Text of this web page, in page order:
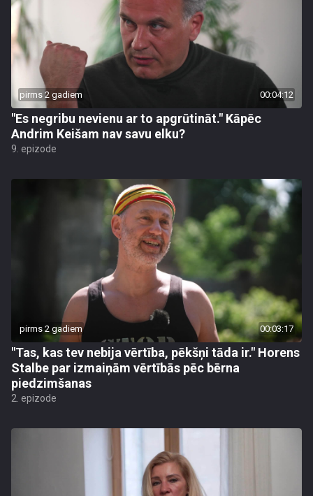
pirms 2 gadiem 00:04:12
"Es negribu nevienu ar to apgrūtināt." Kāpēc
Andrim Keišam nav savu elku?
9. epizode
pirms 2 gadiem 00:03:17
"Tas, kas tev nebija vērtība, pēkšņi tāda ir." Horens
Stalbe par izmaiņām vērtībās pēc bērna
piedzimšanas
2. epizode